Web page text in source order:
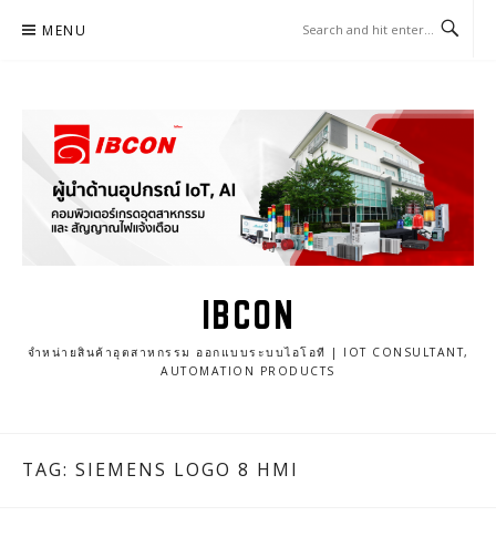
MENU
IBCON
จำหน่ายสินค้าอุตสาหกรรม ออกแบบระบบไอโอที | IOT CONSULTANT,
AUTOMATION PRODUCTS
TAG: SIEMENS LOGO 8 HMI